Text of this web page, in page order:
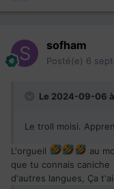
sofham
Posté(e) 6
Le 2024-09-06 à
Le troll moisi.
L'orgueil
au
que tu connais caniche
d'autres langues, Ça